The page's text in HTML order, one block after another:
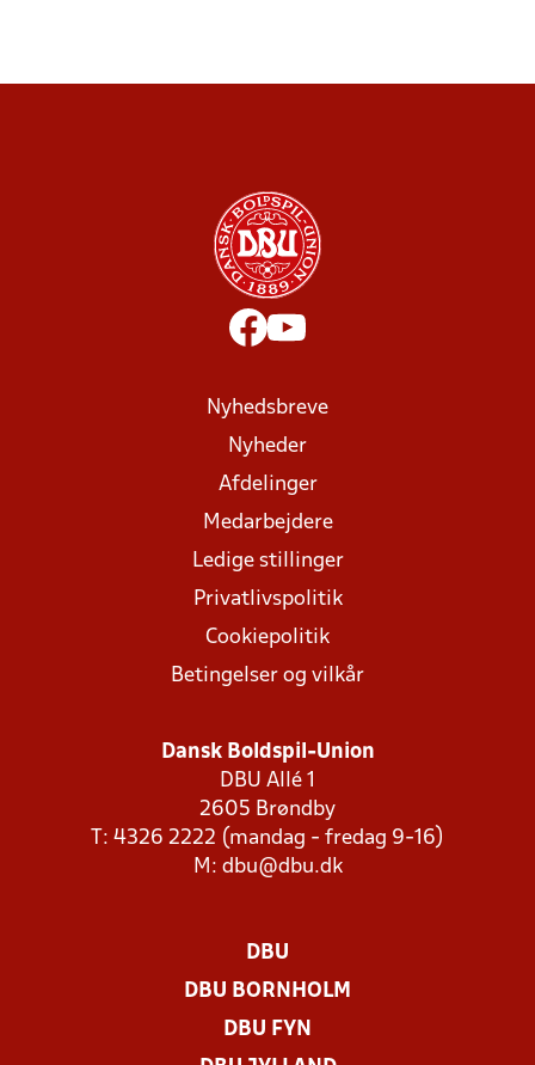
Nyhedsbreve
Nyheder
Afdelinger
Medarbejdere
Ledige stillinger
Privatlivspolitik
Cookiepolitik
Betingelser og vilkår
Dansk Boldspil-Union
DBU Allé 1
2605 Brøndby
T: 4326 2222 (mandag - fredag 9-16)
M: dbu@dbu.dk
DBU
DBU BORNHOLM
DBU FYN